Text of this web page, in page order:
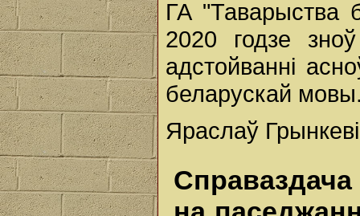
ГА "Таварыства
2020 годзе
адстойванні
беларускай
Яраслаў